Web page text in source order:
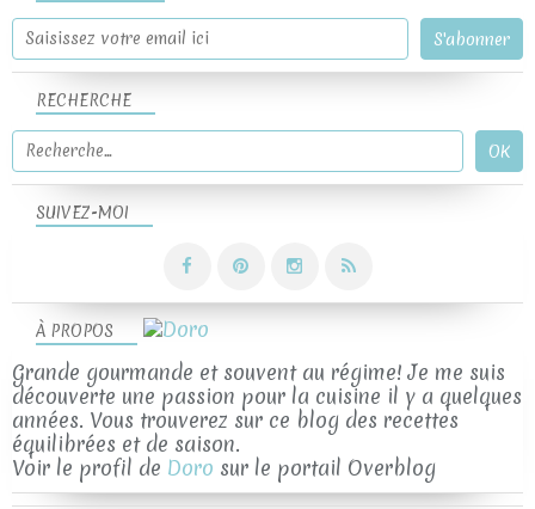
SUIVEZ-MOI
RECHERCHE
À PROPOS
Grande gourmande et souvent au régime! Je me suis
découverte une passion pour la cuisine il y a quelques
années. Vous trouverez sur ce blog des recettes
équilibrées et de saison.
Voir le profil de Doro sur le portail Overblog